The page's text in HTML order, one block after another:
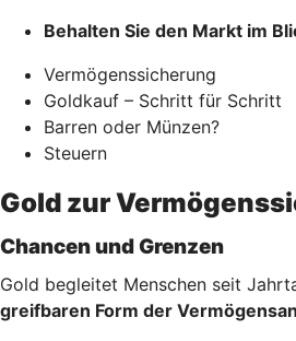
Behalten Sie den Markt im
Vermögenssicherung
Goldkauf – Schritt für Schritt
Barren oder Münzen?
Steuern
Gold zur
Chancen und Grenzen
Gold begleitet Menschen seit
greifbaren Form der